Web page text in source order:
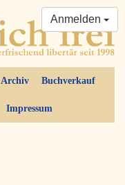
Archiv Buchverkauf
Impressum
Anmelden